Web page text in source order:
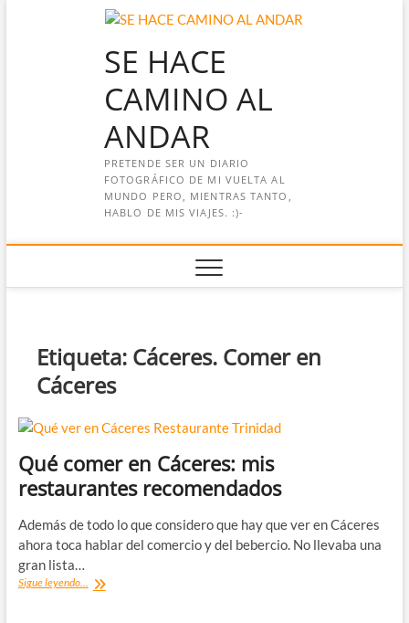
SE HACE
CAMINO AL
ANDAR
PRETENDE SER UN DIARIO
FOTOGRÁFICO DE MI VUELTA AL
MUNDO PERO, MIENTRAS TANTO,
HABLO DE MIS VIAJES. :)-
Etiqueta: Cáceres. Comer en
Cáceres
Qué comer en Cáceres: mis
restaurantes recomendados
Además de todo lo que considero que hay que ver en Cáceres
ahora toca hablar del comercio y del bebercio. No llevaba una
gran lista…
Sigue leyendo... Qué